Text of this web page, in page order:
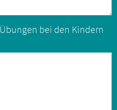
bei den Kindern